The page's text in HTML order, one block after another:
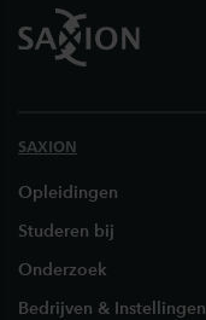
SAXION
Opleidingen
Studeren bij
Onderzoek
Bedrijven & Instellingen